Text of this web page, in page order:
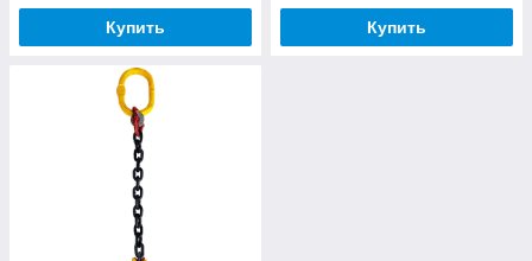
Купить Купить